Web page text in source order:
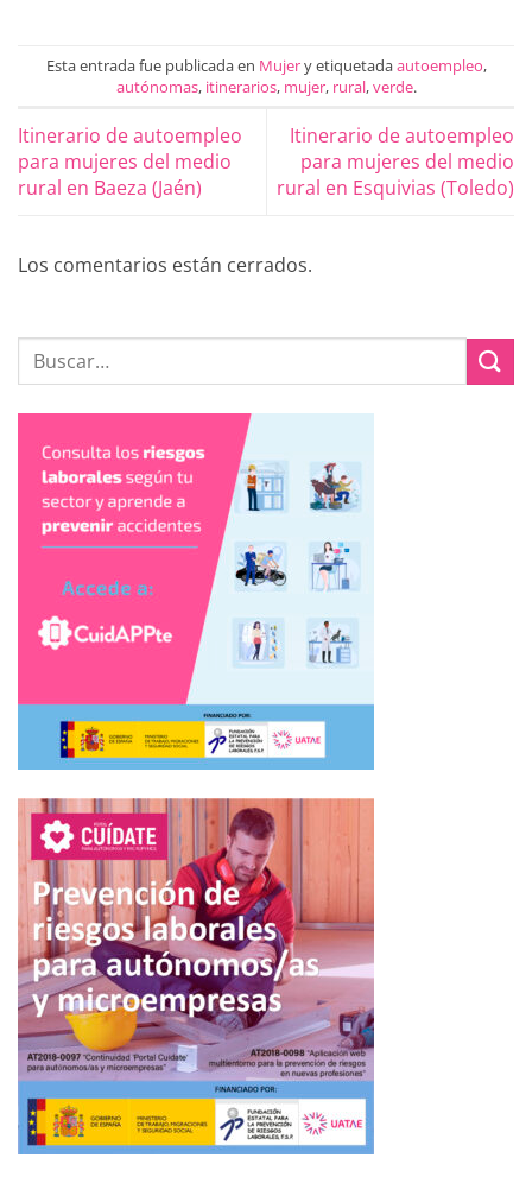
Esta entrada fue publicada en Mujery etiquetadaautoempleo,
autónomas, itinerarios, mujer, rural,verde.
Itinerario de autoempleo
para mujeres del medio
rural en Baeza (Jaén)
Itinerario de autoempleo
para mujeres del medio
rural en Esquivias (Toledo)
Los comentarios están cerrados.